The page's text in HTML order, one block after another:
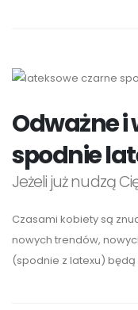
Odważne
spodnie
Jeżeli już nudzą
Czasami kobiety są
nowych trendów,
(spodnie z latexu)